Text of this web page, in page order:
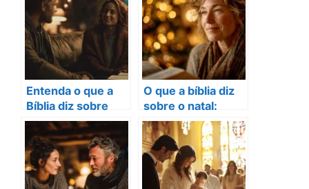
Entenda o que a
Bíblia diz sobre
traição no
casamento e
como curar
O que a bíblia diz
sobre o natal:
Entenda o
verdadeiro
significado